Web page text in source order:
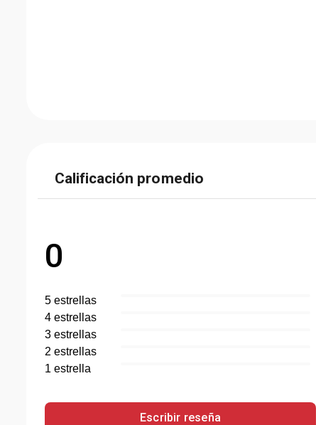
Calificación promedio
0
5 estrellas
4 estrellas
3 estrellas
2 estrellas
1 estrella
Escribir reseña